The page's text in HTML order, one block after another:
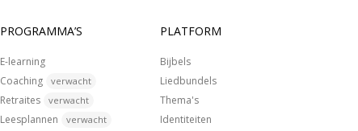
PROGRAMMA’S
E-learning
Coaching
verwacht
Retraites verwacht
Leesplannen verwacht
PLATFORM
Bijbels
Liedbundels
Thema's
Identiteiten